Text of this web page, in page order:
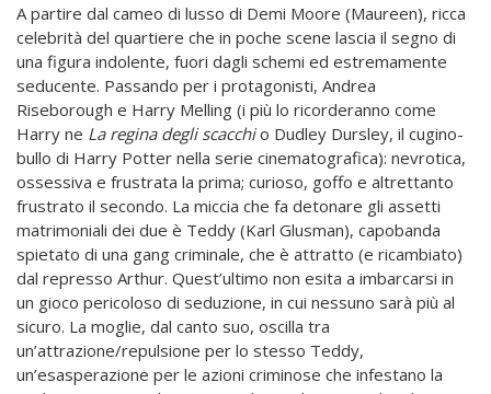
A partire dal cameo di lusso di Demi Moore (Maureen), ricca
celebrità del quartiere che in poche scene lascia il segno di
una figura indolente, fuori dagli schemi ed estremamente
seducente. Passando per i protagonisti, Andrea
Riseborough e Harry Melling (i più lo ricorderanno come
Harry ne La regina degli scacchio Dudley Dursley, il cugino-
bullo di Harry Potter nella serie cinematografica): nevrotica,
ossessiva e frustrata la prima; curioso, goffo e altrettanto
frustrato il secondo. La miccia che fa detonare gli assetti
matrimoniali dei due è Teddy (Karl Glusman), capobanda
spietato di una gang criminale, che è attratto (e ricambiato)
dal represso Arthur. Quest’ultimo non esita a imbarcarsi in
un gioco pericoloso di seduzione, in cui nessuno sarà più al
sicuro. La moglie, dal canto suo, oscilla tra
un’attrazione/repulsione per lo stesso Teddy,
un’esasperazione per le azioni criminose che infestano la